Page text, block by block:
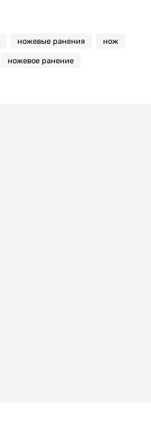
ножевые ранения нож
ножевое ранение